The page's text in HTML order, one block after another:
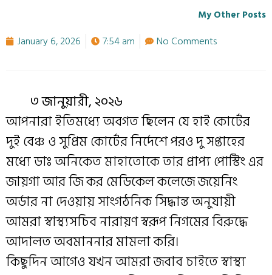
My Other Posts
January 6, 2026 7:54 am No Comments
৩ জানুয়ারী, ২০২৬
আপনারা ইতিমধ্যে অবগত ছিলেন যে হাই কোর্টের
দুই বেঞ্চ ও সুপ্রিম কোর্টের নির্দেশে পরও দু সপ্তাহের
মধ্যে ডাঃ অনিকেত মাহাতোকে তার প্রাপ্য পোস্টিং এর
জায়গা আর জি কর মেডিকেল কলেজে জয়েনিং
অর্ডার না দেওয়ায় সাংগঠনিক সিদ্ধান্ত অনুযায়ী
আমরা স্বাস্থ্যসচিব নারায়ণ স্বরূপ নিগমের বিরুদ্ধে
আদালত অবমাননার মামলা করি।
কিছুদিন আগেও যখন আমরা জবাব চাইতে স্বাস্থ্য